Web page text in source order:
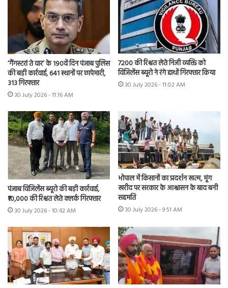
‘गैंगस्टरां ते वार’ के 190वें दिन पंजाब पुलिस
की बड़ी कार्रवाई, 641 स्थानों पर छापेमारी,
313 गिरफ्तार
30 July 2026 - 11:16 AM
7200 की रिश्वत लेते निजी व्यक्ति को
विजिलेंस ब्यूरो ने रंगे हाथों गिरफ्तार किया
30 July 2026 - 11:02 AM
पंजाब विजिलेंस ब्यूरो की बड़ी कार्रवाई,
₹10,000 की रिश्वत लेते क्लर्क गिरफ्तार
30 July 2026 - 10:42 AM
भोपाल में किसानों का प्रदर्शन खत्म, मूंग
खरीद पर सरकार के आश्वासन के बाद बनी
सहमति
30 July 2026 - 9:51 AM